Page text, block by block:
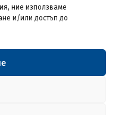
ние използваме
и/или достъп до
"Илинден"© 2026